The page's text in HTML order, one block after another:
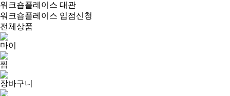
워크숍플레이스 대관
워크숍플레이스 입점신청
전체상품
마이
찜
장바구니